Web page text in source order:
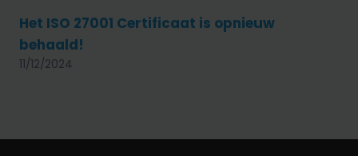
Het ISO 27001 Certificaat is opnieuw
behaald!
11/12/2024